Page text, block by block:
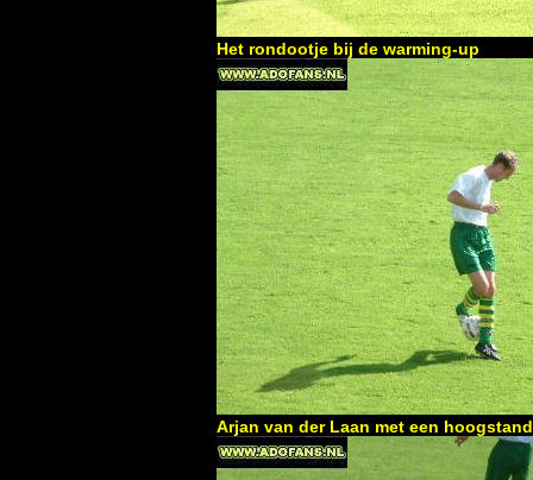
Het rondootje bij de warming-up
Arjan van der Laan met een